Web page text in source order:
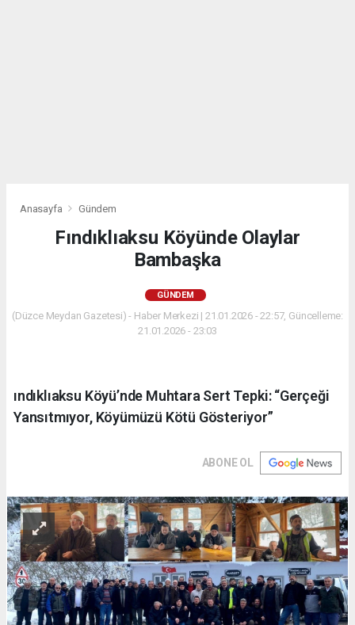
Anasayfa Gündem
Fındıklıaksu Köyünde Olaylar
Bambaşka
GÜNDEM
(Düzce Meydan Gazetesi) - Haber Merkezi | 21.01.2026 - 22:57, Güncelleme:
21.01.2026 - 23:03
ındıklıaksu Köyü’nde Muhtara Sert Tepki: “Gerçeği
Yansıtmıyor, Köyümüzü Kötü Gösteriyor”
ABONE OL